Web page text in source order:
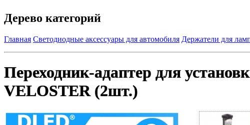
Дерево категорий
Главная Светодиодные аксессуары для автомобиля Держатели для
Переходник-адаптер для
VELOSTER (2шт.)